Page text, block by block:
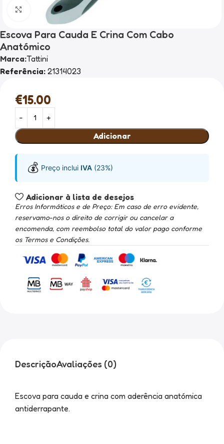
Clique para ampliar
Escova Para Cauda E Crina Com Cabo
Anatómico
Marca:Tattini
Referência: 21314023
€15.00
Adicionar
💰 Preço inclui IVA (23%)
Adicionar à lista de desejos
Erros Informáticos e de Preço: Em caso de erro evidente,
reservamo-nos o direito de corrigir ou cancelar a
encomenda, com reembolso total do valor pago conforme
os Termos e Condições.
DescriçãoAvaliações (0)
Escova para cauda e crina com aderência anatómica
antiderrapante.